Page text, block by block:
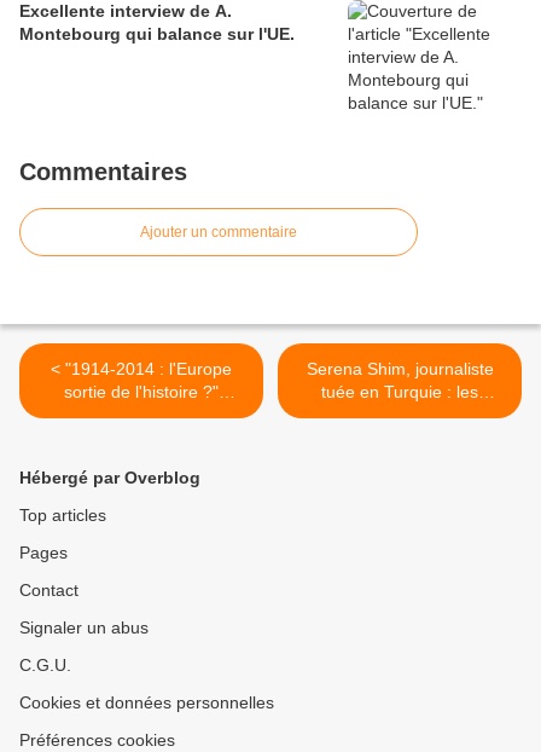
Excellente interview de A.
Montebourg qui balance sur l'UE.
Commentaires
Ajouter un commentaire
< "1914-2014 : l'Europe
sortie de l'histoire ?"
conférence de Jean-Pierre
Serena Shim, journaliste
tuée en Turquie : les
médias occidentaux,
Hébergé par Overblog
Top articles
Pages
Contact
Signaler un abus
C.G.U.
Cookies et données personnelles
Préférences cookies